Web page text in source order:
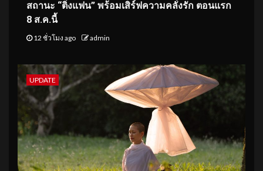
สถานะ “ติ่งแฟน” พร้อมเสิร์ฟความคลั่งรัก ตอนแรก
8 ส.ค.นี้
12 ชั่วโมง ago admin
UPDATE